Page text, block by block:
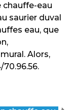
chauffe-eau
saurier duval
eau, que
Alors,